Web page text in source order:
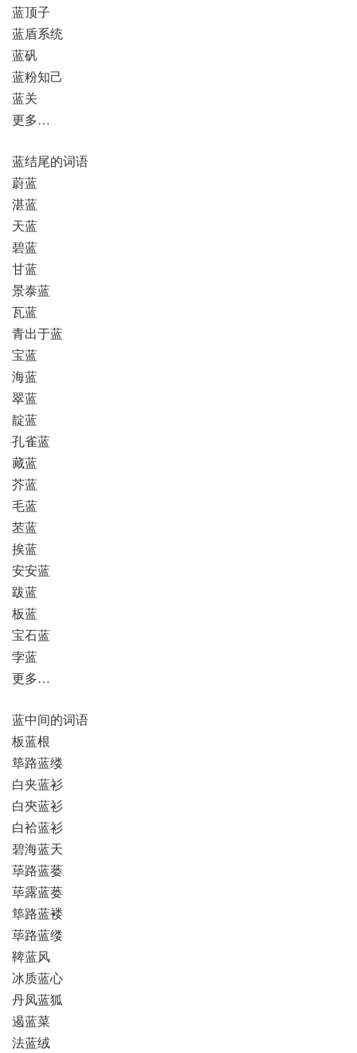
蓝顶子
蓝盾系统
蓝矾
蓝粉知己
蓝关
更多…
蓝结尾的词语
蔚蓝
湛蓝
天蓝
碧蓝
甘蓝
景泰蓝
瓦蓝
青出于蓝
宝蓝
海蓝
翠蓝
靛蓝
孔雀蓝
藏蓝
芥蓝
毛蓝
苤蓝
挨蓝
安安蓝
跋蓝
板蓝
宝石蓝
孛蓝
更多…
蓝中间的词语
板蓝根
筚路蓝缕
白夹蓝衫
白夾蓝衫
白袷蓝衫
碧海蓝天
荜路蓝蒌
荜露蓝蒌
筚路蓝褛
荜路蓝缕
鞞蓝风
冰质蓝心
丹凤蓝狐
遏蓝菜
法蓝绒